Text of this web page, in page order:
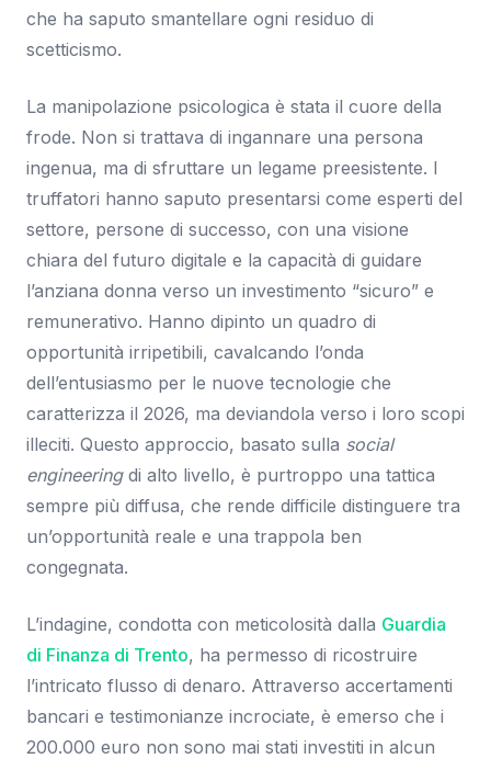
che ha saputo smantellare ogni residuo di
scetticismo.
La manipolazione psicologica è stata il cuore della
frode. Non si trattava di ingannare una persona
ingenua, ma di sfruttare un legame preesistente. I
truffatori hanno saputo presentarsi come esperti del
settore, persone di successo, con una visione
chiara del futuro digitale e la capacità di guidare
l’anziana donna verso un investimento “sicuro” e
remunerativo. Hanno dipinto un quadro di
opportunità irripetibili, cavalcando l’onda
dell’entusiasmo per le nuove tecnologie che
caratterizza il 2026, ma deviandola verso i loro scopi
illeciti. Questo approccio, basato sulla social
engineeringdi alto livello, è purtroppo una tattica
sempre più diffusa, che rende difficile distinguere tra
un’opportunità reale e una trappola ben
congegnata.
L’indagine, condotta con meticolosità dalla Guardia
di Finanza di Trento, ha permesso di ricostruire
l’intricato flusso di denaro. Attraverso accertamenti
bancari e testimonianze incrociate, è emerso che i
200.000 euro non sono mai stati investiti in alcun